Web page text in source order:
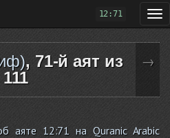
12:71
, 71-й аят из
111
→
аяте 12:71 на Quranic Arabic